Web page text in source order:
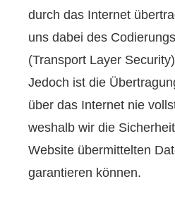
durch das Internet
uns dabei des
(Transport Layer
Jedoch ist die
über das Internet nie
weshalb wir die
Website übermittelten
garantieren können.